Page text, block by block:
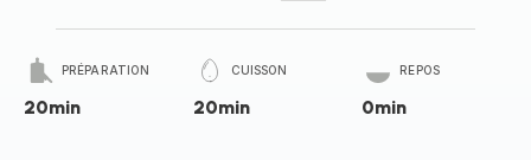
PRÉPARATION
20min
CUISSON
20min
REPOS
0min